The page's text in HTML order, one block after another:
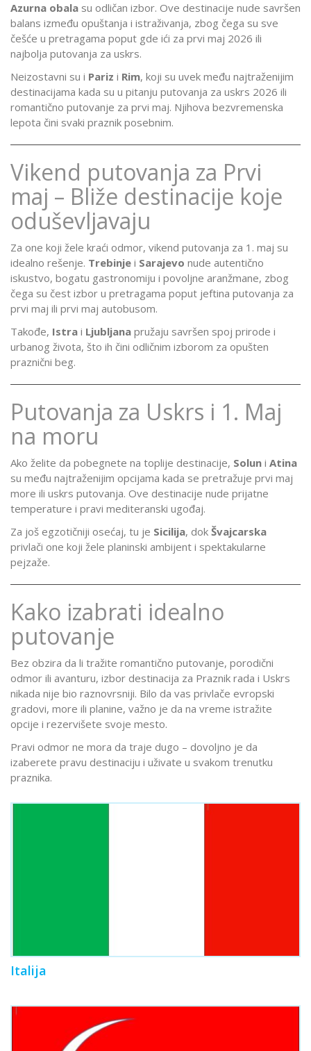
Azurna obala su odličan izbor. Ove destinacije nude savršen
balans između opuštanja i istraživanja, zbog čega su sve
češće u pretragama poput gde ići za prvi maj 2026 ili
najbolja putovanja za uskrs.
Neizostavni su i Pariz i Rim, koji su uvek među najtraženijim
destinacijama kada su u pitanju putovanja za uskrs 2026 ili
romantično putovanje za prvi maj. Njihova bezvremenska
lepota čini svaki praznik posebnim.
Vikend putovanja za Prvi
maj – Bliže destinacije koje
oduševljavaju
Za one koji žele kraći odmor, vikend putovanja za 1. maj su
idealno rešenje. Trebinje i Sarajevo nude autentično
iskustvo, bogatu gastronomiju i povoljne aranžmane, zbog
čega su čest izbor u pretragama poput jeftina putovanja za
prvi maj ili prvi maj autobusom.
Takođe, Istra i Ljubljana pružaju savršen spoj prirode i
urbanog života, što ih čini odličnim izborom za opušten
praznični beg.
Putovanja za Uskrs i 1. Maj
na moru
Ako želite da pobegnete na toplije destinacije, Solun i Atina
su među najtraženijim opcijama kada se pretražuje prvi maj
more ili uskrs putovanja. Ove destinacije nude prijatne
temperature i pravi mediteranski ugođaj.
Za još egzotičniji osećaj, tu je Sicilija, dok Švajcarska
privlači one koji žele planinski ambijent i spektakularne
pejzaže.
Kako izabrati idealno
putovanje
Bez obzira da li tražite romantično putovanje, porodični
odmor ili avanturu, izbor destinacija za Praznik rada i Uskrs
nikada nije bio raznovrsniji. Bilo da vas privlače evropski
gradovi, more ili planine, važno je da na vreme istražite
opcije i rezervišete svoje mesto.
Pravi odmor ne mora da traje dugo – dovoljno je da
izaberete pravu destinaciju i uživate u svakom trenutku
praznika.
Italija